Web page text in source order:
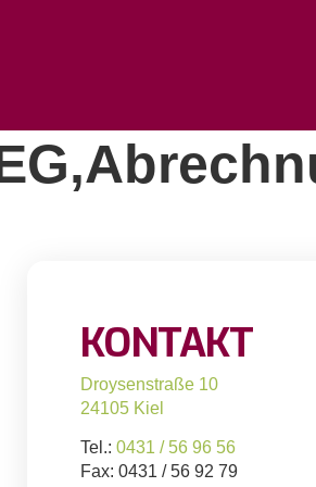
KONTAKT
Droysenstraße 10
24105 Kiel
Tel.: 0431 / 56 96 56
Fax: 0431 / 56 92 79